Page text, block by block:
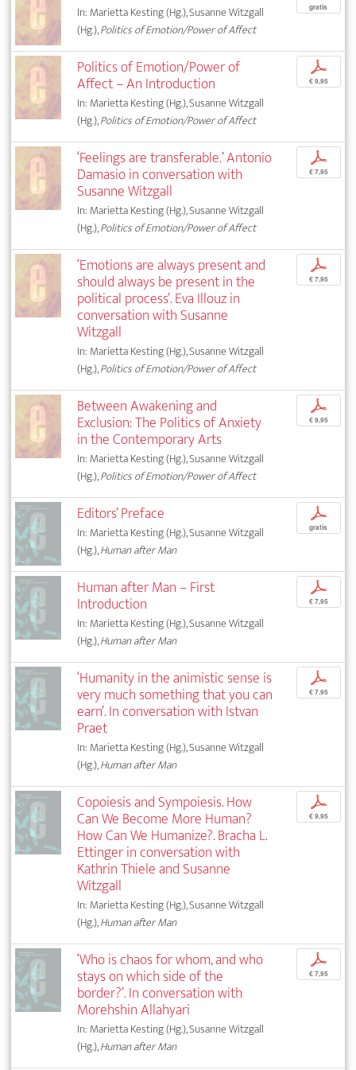
In: Marietta Kesting (Hg.), Susanne Witzgall
(Hg.),Politics of Emotion/Power of Affect
gratis
Politics of Emotion/Power of
Affect – An Introduction
In: Marietta Kesting (Hg.), Susanne Witzgall
(Hg.),Politics of Emotion/Power of Affect
p
€ 9,95
‘Feelings are transferable.’ Antonio
Damasio in conversation with
Susanne Witzgall
In: Marietta Kesting (Hg.), Susanne Witzgall
(Hg.),Politics of Emotion/Power of Affect
p
€ 7,95
‘Emotions are always present and
should always be present in the
political process’. Eva Illouz in
conversation with Susanne
Witzgall
In: Marietta Kesting (Hg.), Susanne Witzgall
(Hg.),Politics of Emotion/Power of Affect
p
€ 7,95
Between Awakening and
Exclusion: The Politics of Anxiety
in the Contemporary Arts
In: Marietta Kesting (Hg.), Susanne Witzgall
(Hg.),Politics of Emotion/Power of Affect
p
€ 9,95
Editors’ Preface
In: Marietta Kesting (Hg.), Susanne Witzgall
(Hg.),Human after Man
p
gratis
Human after Man – First
Introduction
In: Marietta Kesting (Hg.), Susanne Witzgall
(Hg.),Human after Man
p
€ 7,95
‘Humanity in the animistic sense is
very much something that you can
earn’. In conversation with Istvan
Praet
In: Marietta Kesting (Hg.), Susanne Witzgall
(Hg.),Human after Man
p
€ 7,95
Copoiesis and Sympoiesis. How
Can We Become More Human?
How Can We Humanize?. Bracha L.
Ettinger in conversation with
Kathrin Thiele and Susanne
Witzgall
In: Marietta Kesting (Hg.), Susanne Witzgall
(Hg.),Human after Man
p
€ 9,95
‘Who is chaos for whom, and who
stays on which side of the
border?’. In conversation with
Morehshin Allahyari
In: Marietta Kesting (Hg.), Susanne Witzgall
(Hg.),Human after Man
p
€ 7,95